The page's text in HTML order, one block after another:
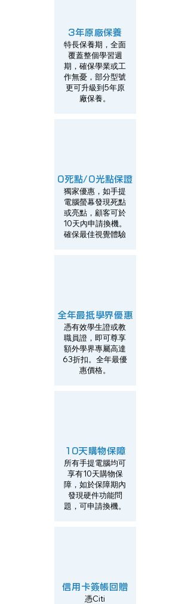
3年原廠保養
特長保養期，全面
覆蓋整個學習週
期，確保學業或工
作無憂，部分型號
更可升級到5年原
廠保養。
0死點/0光點保證
獨家優惠，如手提
電腦螢幕發現死點
或亮點，顧客可於
10天內申請換機。
確保最佳視覺體驗​
全年最抵學界優惠
憑有效學生證或教
職員證，即可尊享
額外學界專屬高達
63折扣。全年最優
惠價格。​
10天購物保障
所有手提電腦均可
享有10天購物保
障，如於保障期內
發現硬件功能問
題，可申請換機。​
信用卡簽帳回贈
憑Citi